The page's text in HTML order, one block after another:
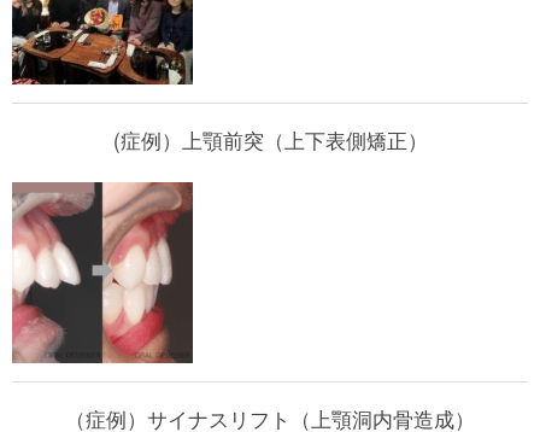
(症例）上顎前突（上下表側矯正）
（症例）サイナスリフト（上顎洞内骨造成）